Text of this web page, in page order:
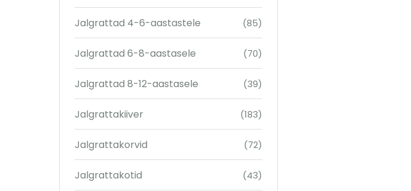
Jalgrattad 4-6-aastastele (85)
Jalgrattad 6-8-aastasele (70)
Jalgrattad 8-12-aastasele (39)
Jalgrattakiiver (183)
Jalgrattakorvid (72)
Jalgrattakotid (43)